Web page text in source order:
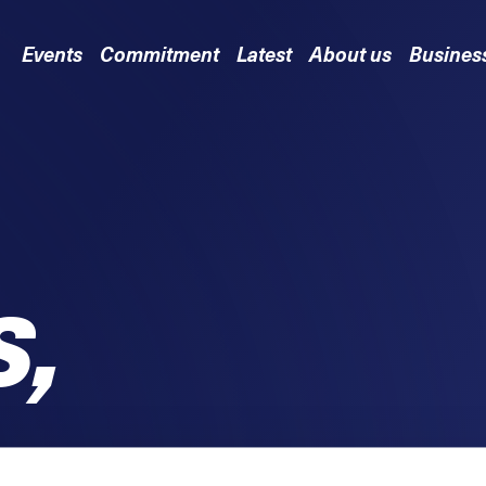
Events Commitment Latest About us